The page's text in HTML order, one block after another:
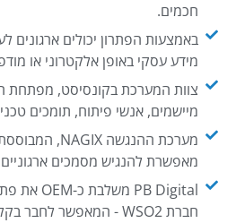
חכמים.
באמצעות הפתרון יכולים ארגונים
מידע עסקי באופן אלקטרוני או
צוות המערכת בקונסיסט, מפתחת
מיישמים, אנשי פיתוח, תומכים
מאפשרת להנגיש מסמכים ארגוניים
חברת WSO2 - המאפשר לחבר בקלות בין מערכות ארגוניות